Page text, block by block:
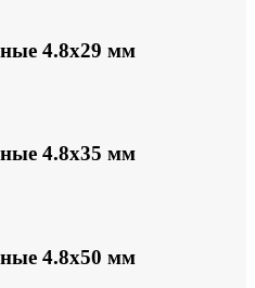
4.8х29 мм
4.8х35 мм
4.8х50 мм